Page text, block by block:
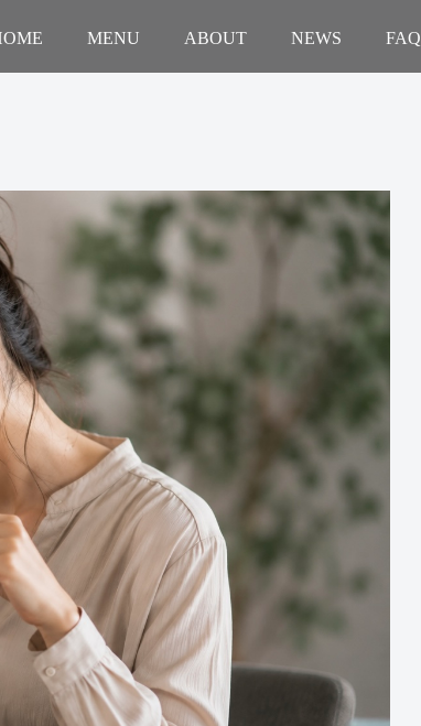
MENU ABOUT NEWS FAQ